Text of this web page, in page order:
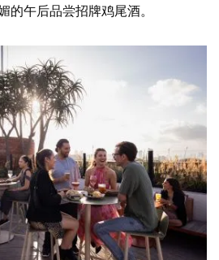
的午后品尝招牌鸡尾酒。